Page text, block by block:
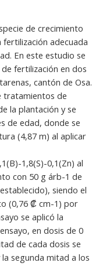
de crecimiento
adecuada
En este estudio se
fertilización en dos
cantón de Osa.
tratamientos de
la plantación y se
de edad, donde se
(4,87 m) al aplicar
1,8(S)-0,1(Zn) al
con 50 g árb-1 de
siendo el
(0,76 ₡ cm-1) por
se aplicó la
en dosis de 0
de cada dosis se
segunda mitad a los